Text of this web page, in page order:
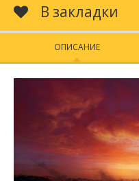
В закладки
ОПИСАНИЕ